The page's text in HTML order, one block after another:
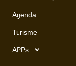
Agenda
Turisme
APPs